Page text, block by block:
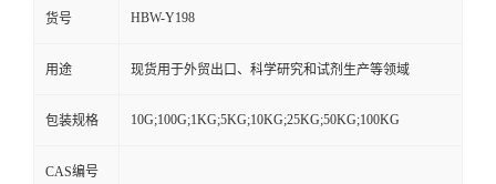
货号 HBW-Y198
用途 现货用于外贸出口、科学研究和试剂生产等领域
包装规格 10G;100G;1KG;5KG;10KG;25KG;50KG;100KG
CAS编号